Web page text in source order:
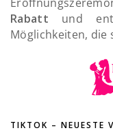
Rabatt und
Möglichkeiten, die
TIKTOK – NEUESTE